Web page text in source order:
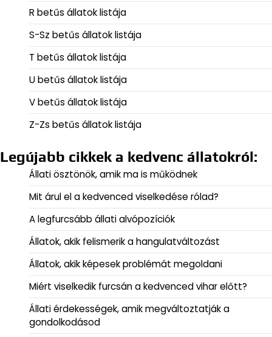
R betűs állatok listája
S-Sz betűs állatok listája
T betűs állatok listája
U betűs állatok listája
V betűs állatok listája
Z-Zs betűs állatok listája
Legújabb cikkek a kedvenc állatokról:
Állati ösztönök, amik ma is működnek
Mit árul el a kedvenced viselkedése rólad?
A legfurcsább állati alvópozíciók
Állatok, akik felismerik a hangulatváltozást
Állatok, akik képesek problémát megoldani
Miért viselkedik furcsán a kedvenced vihar előtt?
Állati érdekességek, amik megváltoztatják a
gondolkodásod